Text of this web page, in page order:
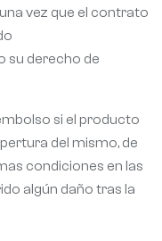
vez que el contrato
su derecho de
si el producto
del mismo, de
condiciones en las
algún daño tras la